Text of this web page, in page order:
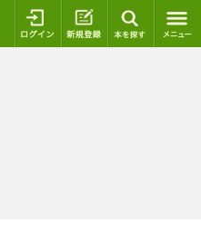
ログイン 新規登録